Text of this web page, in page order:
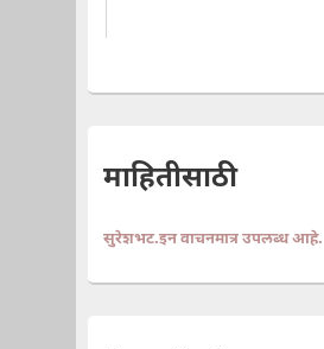
माहितीसाठी
सुरेशभट.इन वाचनमात्र उपलब्ध आहे.